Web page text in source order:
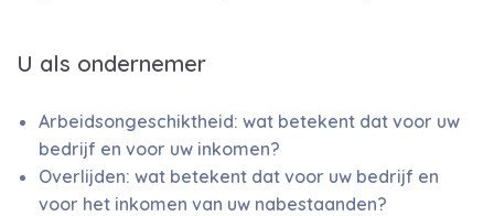
U als ondernemer
Arbeidsongeschiktheid: wat betekent dat voor uw
bedrijf en voor uw inkomen?
Overlijden: wat betekent dat voor uw bedrijf en
voor het inkomen van uw nabestaanden?